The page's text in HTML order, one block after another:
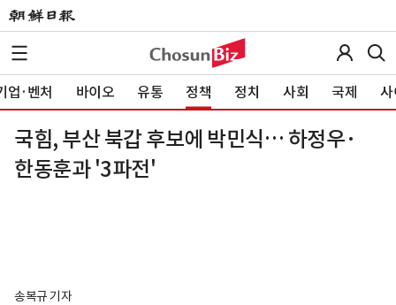
업·벤처 바이오 유통 정책 정치 사회 국제 사
국힘, 부산 북갑 후보에 박민식… 하정우·
한동훈과 '3파전'
송복규 기자